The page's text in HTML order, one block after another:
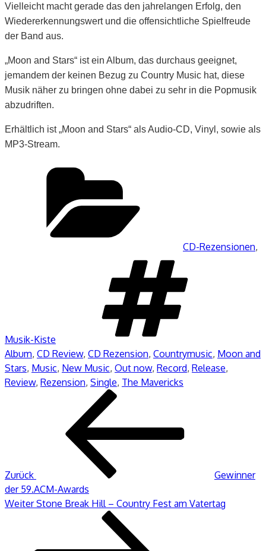
Vielleicht macht gerade das den jahrelangen Erfolg, den
Wiedererkennungswert und die offensichtliche Spielfreude
der Band aus.
„Moon and Stars“ ist ein Album, das durchaus geeignet,
jemandem der keinen Bezug zu Country Music hat, diese
Musik näher zu bringen ohne dabei zu sehr in die Popmusik
abzudriften.
Erhältlich ist „Moon and Stars“ als Audio-CD, Vinyl, sowie als
MP3-Stream.
CD-Rezensionen,
Musik-Kiste
Album, CD Review, CD Rezension, Countrymusic, Moon and
Stars, Music, New Music, Out now, Record, Release,
Review, Rezension, Single, The Mavericks
Beitragsnavigation
Zurück
Gewinner
der 59.ACM-Awards
Nächster
Weiter Stone Break Hill – Country Fest am Vatertag